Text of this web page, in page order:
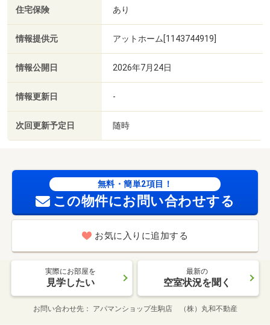
住宅保険 あり
情報提供元 アットホーム[1143744919]
情報公開日 2026年7月24日
情報更新日 -
次回更新予定日 随時
無料・簡単2項目！
この物件にお問い合わせする
お気に入りに追加する
実際にお部屋を
見学したい
最新の
空室状況を聞く
お問い合わせ先 アパマンショップ生駒店 （株）丸和不動産